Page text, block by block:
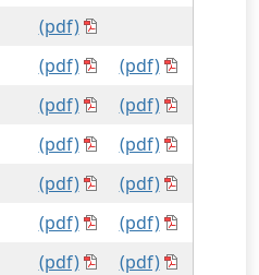
(pdf)
(pdf)
(pdf)
(pdf)
(pdf)
(pdf)
(pdf)
(pdf)
(pdf)
(pdf)
(pdf)
(pdf)
(pdf)